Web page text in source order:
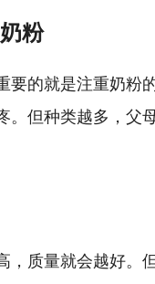
粉
要的就是注重奶粉
但种类越多，父
，质量就会越好